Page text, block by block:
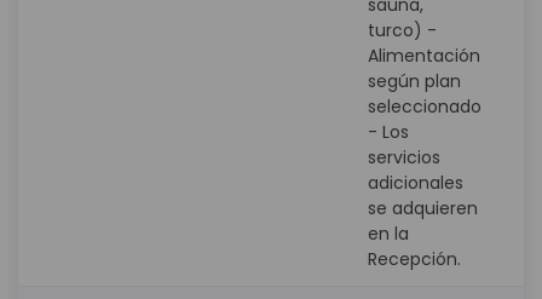
sauna,
turco) -
Alimentación
según plan
seleccionado
- Los
servicios
adicionales
se adquieren
en la
Recepción.